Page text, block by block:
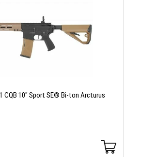
CQB 10" Sport SE® Bi-ton Arcturus